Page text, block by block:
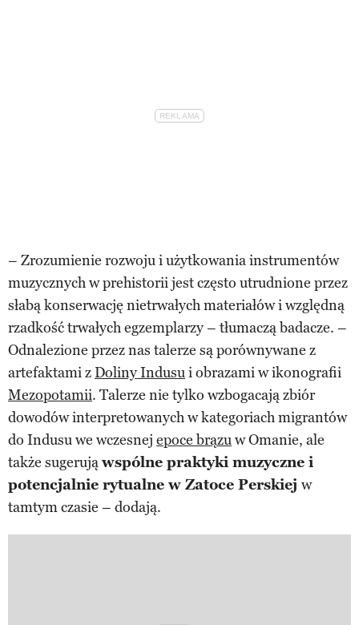
– Zrozumienie rozwoju i użytkowania instrumentów
muzycznych w prehistorii jest często utrudnione przez
słabą konserwację nietrwałych materiałów i względną
rzadkość trwałych egzemplarzy – tłumaczą badacze. –
Odnalezione przez nas talerze są porównywane z
artefaktami zDoliny Indusui obrazami w ikonografii
Mezopotamii. Talerze nie tylko wzbogacają zbiór
dowodów interpretowanych w kategoriach migrantów
do Indusu we wczesnej epoce brązuw Omanie, ale
także sugerująwspólne praktyki muzyczne i
potencjalnie rytualne w Zatoce Perskiej w
tamtym czasie – dodają.